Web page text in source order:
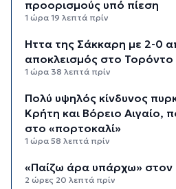
προορισμούς υπό πίεση
1 ώρα 19 λεπτά πρίν
Ήττα της Σάκκαρη με 2-0
αποκλεισμός στο Τορόντο
1 ώρα 38 λεπτά πρίν
Πολύ υψηλός κίνδυνος
Κρήτη και Βόρειο Αιγαίο,
στο «πορτοκαλί»
1 ώρα 58 λεπτά πρίν
«Παίζω άρα υπάρχω»
2 ώρες 20 λεπτά πρίν